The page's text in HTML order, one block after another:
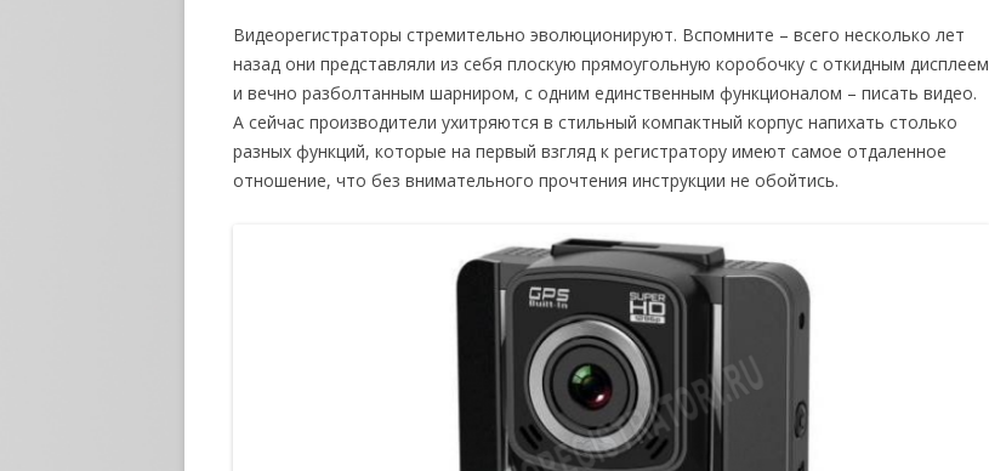
Видеорегистраторы стремительно эволюционируют. Вспомните – всего несколько лет
назад они представляли из себя плоскую прямоугольную коробочку с откидным дисплеем
и вечно разболтанным шарниром, с одним единственным функционалом – писать видео.
А сейчас производители ухитряются в стильный компактный корпус напихать столько
разных функций, которые на первый взгляд к регистратору имеют самое отдаленное
отношение, что без внимательного прочтения инструкции не обойтись.